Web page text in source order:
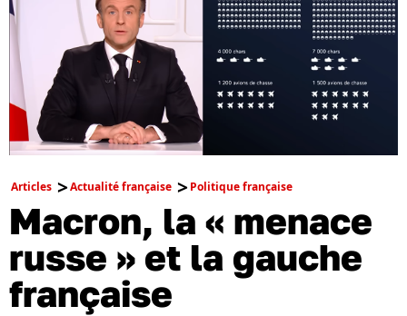
Articles Actualité française Politique française
Macron, la « menace
russe » et la gauche
française